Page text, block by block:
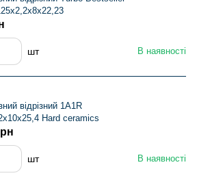
В наявності
шт
вiдрiзний 1A1R
Hard ceramics
В наявності
шт